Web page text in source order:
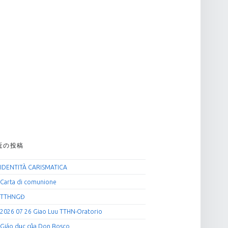
の投稿
IDENTITÀ CARISMATICA
Carta di comunione
TTHNGĐ
2026 07 26 Giao Luu TTHN-Oratorio
Giáo dục của Don Bosco